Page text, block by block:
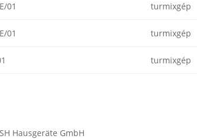
01 turmixgép
01 turmixgép
turmixgép
Hausgeräte GmbH